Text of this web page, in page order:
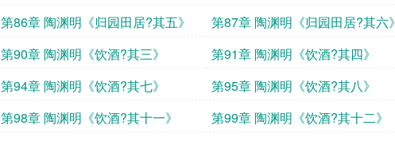
第86章 陶渊明《归园田居?其五》 第87章 陶渊明《归园田居?其六》
第90章 陶渊明《饮酒?其三》 第91章 陶渊明《饮酒?其四》
第94章 陶渊明《饮酒?其七》 第95章 陶渊明《饮酒?其八》
第98章 陶渊明《饮酒?其十一》 第99章 陶渊明《饮酒?其十二》